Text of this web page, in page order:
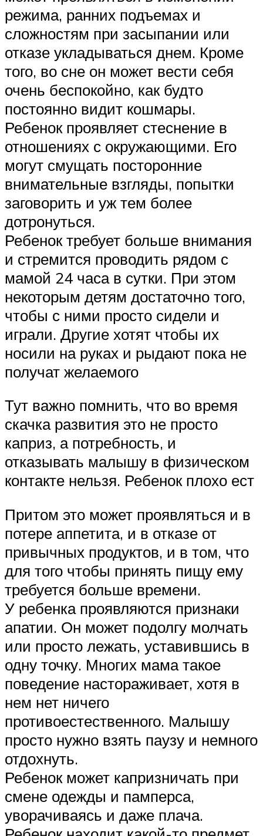
режима, ранних подъемах и
сложностям при засыпании или
отказе укладываться днем. Кроме
того, во сне он может вести себя
очень беспокойно, как будто
постоянно видит кошмары.
Ребенок проявляет стеснение в
отношениях с окружающими. Его
могут смущать посторонние
внимательные взгляды, попытки
заговорить и уж тем более
дотронуться.
Ребенок требует больше внимания
и стремится проводить рядом с
мамой 24 часа в сутки. При этом
некоторым детям достаточно того,
чтобы с ними просто сидели и
играли. Другие хотят чтобы их
носили на руках и рыдают пока не
получат желаемого
Тут важно помнить, что во время
скачка развития это не просто
каприз, а потребность, и
отказывать малышу в физическом
контакте нельзя. Ребенок плохо ест
Притом это может проявляться и в
потере аппетита, и в отказе от
привычных продуктов, и в том, что
для того чтобы принять пищу ему
требуется больше времени.
У ребенка проявляются признаки
апатии. Он может подолгу молчать
или просто лежать, уставившись в
одну точку. Многих мама такое
поведение настораживает, хотя в
нем нет ничего
противоестественного. Малышу
просто нужно взять паузу и немного
отдохнуть.
Ребенок может капризничать при
смене одежды и памперса,
уворачиваясь и даже плача.